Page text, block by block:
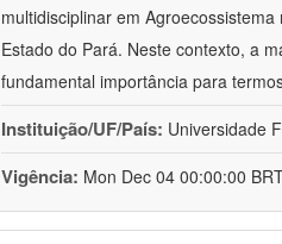
multidisciplinar em
Estado do Pará. Neste contexto, a
fundamental importância para
Instituição/UF/País: Universidade
Vigência: Mon Dec 04 00:00:00